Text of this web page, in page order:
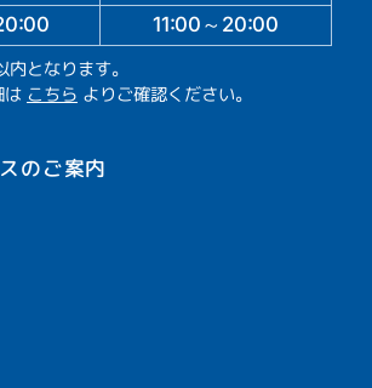
11:00～20:00
となります。
は こちら よりご確認ください。
のご案内